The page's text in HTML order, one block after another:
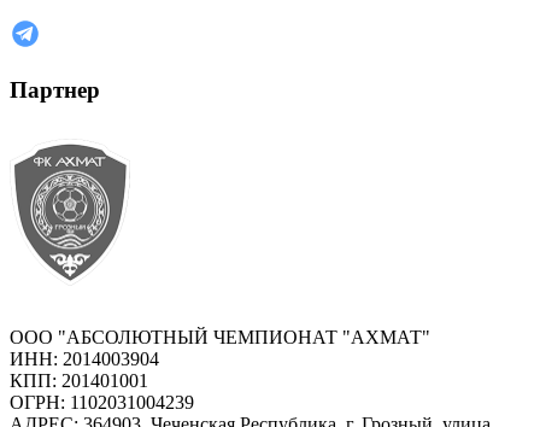
Партнер
ООО "АБСОЛЮТНЫЙ ЧЕМПИОНАТ "АХМАТ"
ИНН: 2014003904
КПП: 201401001
ОГРН: 1102031004239